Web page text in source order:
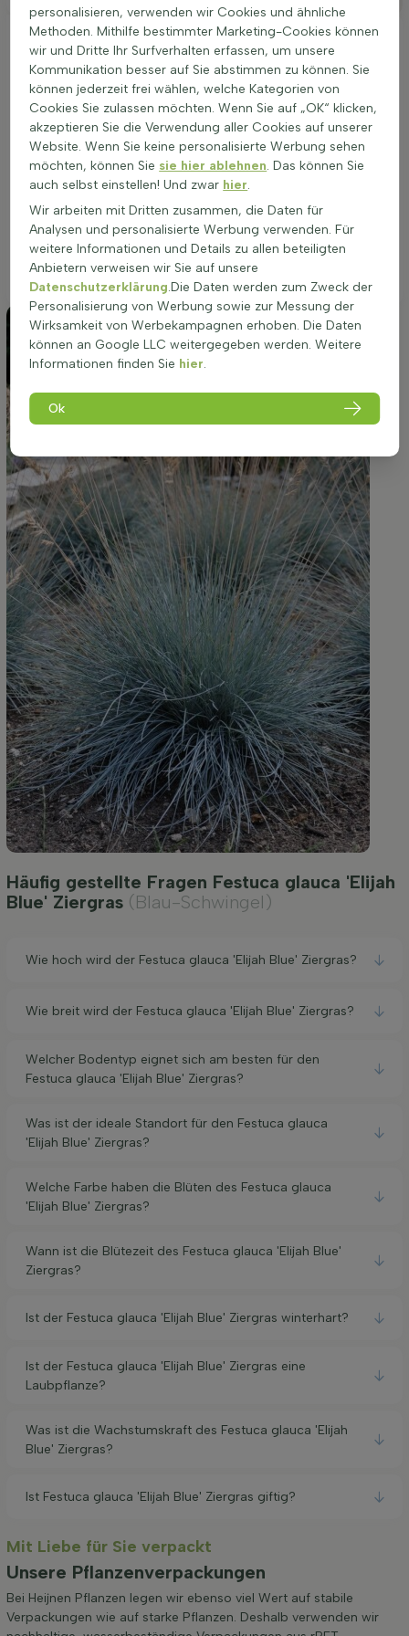
Ideale Platzierung einer Festuca glauca 'Elijah
Blue'
Für eine optimale Entwicklung bevorzugt Festuca glauca
'Elijah Blue' einen sonnigen bis halbschattigen Standort. Die
Pflanze gedeiht in nahezu allen Bodenarten, solange diese
gut durchlässig sind und Staunässe vermieden wird. Ein gut
drainierter Boden fördert das robuste Wachstum und die
intensive Farbgebung der immergrünen Blätter, die in den
Einzelsetzung, als Akzent in Beet- und Grenzbepflanzungen
oder in Pflanzkübeln, diese Art stellt eine malerische
Ergänzung dar und zieht mit ihrer polbildenden Wuchsform
Blicke auf sich.
Häufig gestellte Fragen Festuca glauca 'Elijah
Blue' Ziergras (Blau-Schwingel)
Wie hoch wird der Festuca glauca 'Elijah Blue' Ziergras?
Wie breit wird der Festuca glauca 'Elijah Blue' Ziergras?
Welcher Bodentyp eignet sich am besten für den
Festuca glauca 'Elijah Blue' Ziergras?
Was ist der ideale Standort für den Festuca glauca
'Elijah Blue' Ziergras?
Welche Farbe haben die Blüten des Festuca glauca
'Elijah Blue' Ziergras?
Wann ist die Blütezeit des Festuca glauca 'Elijah Blue'
Ziergras?
Ist der Festuca glauca 'Elijah Blue' Ziergras winterhart?
Ist der Festuca glauca 'Elijah Blue' Ziergras eine
Laubpflanze?
Was ist die Wachstumskraft des Festuca glauca 'Elijah
Blue' Ziergras?
Ist Festuca glauca 'Elijah Blue' Ziergras giftig?
Mit Liebe für Sie verpackt
Unsere Pflanzenverpackungen
Bei Heijnen Pflanzen legen wir ebenso viel Wert auf stabile
Verpackungen wie auf starke Pflanzen. Deshalb verwenden wir
personalisieren, verwenden wir Cookies und ähnliche
Methoden. Mithilfe bestimmter Marketing-Cookies können
wir und Dritte Ihr Surfverhalten erfassen, um unsere
Kommunikation besser auf Sie abstimmen zu können. Sie
können jederzeit frei wählen, welche Kategorien von
Cookies Sie zulassen möchten. Wenn Sie auf „OK“ klicken,
akzeptieren Sie die Verwendung aller Cookies auf unserer
Website. Wenn Sie keine personalisierte Werbung sehen
möchten, können Sie sie hier ablehnen. Das können Sie
auch selbst einstellen! Und zwar hier.
Wir arbeiten mit Dritten zusammen, die Daten für
Analysen und personalisierte Werbung verwenden. Für
weitere Informationen und Details zu allen beteiligten
Anbietern verweisen wir Sie auf unsere
Datenschutzerklärung.Die Daten werden zum Zweck der
Personalisierung von Werbung sowie zur Messung der
Wirksamkeit von Werbekampagnen erhoben. Die Daten
können an Google LLC weitergegeben werden. Weitere
Informationen finden Sie hier.
Ok